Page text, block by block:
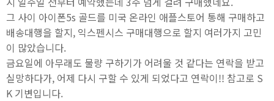
그 사이 아이폰5s 골드를 미국 온라인 애플스토어 통해 구매하고
배송대행을 할지, 익스펜시스 구매대행으로 할지 여러가지 고민
이 많았습니다.
금요일에 아무래도 물량 구하기가 어려울 것 같다는 연락을 받고
실망하다가, 어제 다시 구할 수 있게 되었다고 연락이!! 참고로 S
K 기변입니다.